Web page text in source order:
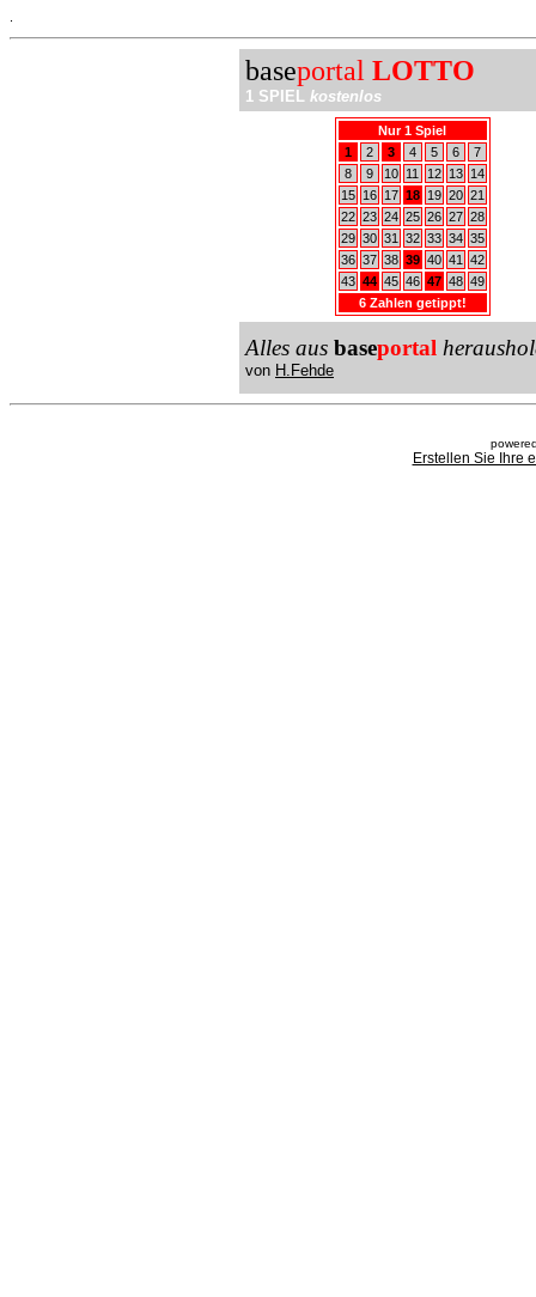
baseportal LOTTO
1 SPIEL kostenlos
Nur 1 Spiel
1
2 3 4 5 6
7
8
9 10 11 12 13
14
15
16 17 18 19 20 21
22 23 24 25 26 27 28
29 30 31 32 33 34 35
36 37 38 39 40 41
42
43 44 45 46 47 48 49
6 Zahlen getippt!
Alles aus baseportal
von H.Fehde
Erstellen Sie Ihre